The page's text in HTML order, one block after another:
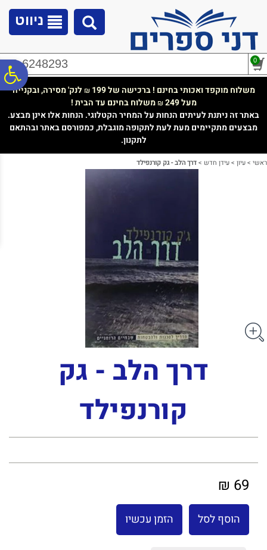
נגישות
ניווט
02-6248293 0
משלוח מוקפד ואכותי בחינם ! ברכישה של 199 ₪ לנק' מסירה, ובקנייה
מעל 249
₪משלוח בחינם עד הבית !
באתר זה ניתנת לעיתים הנחות על המחיר הקטלוגי. הנחות אלו אינן מבצע.
מבצעים מתקיימים מעת לעת לתקופה מוגבלת, כמפורסם באתר ובהתאם
לתקנון.
ראשי >עיון >עידן חדש >דרך הלב - גק קורנפילד
דרך הלב - גק
קורנפילד
69 ₪
הוסף לסל הזמן עכשיו